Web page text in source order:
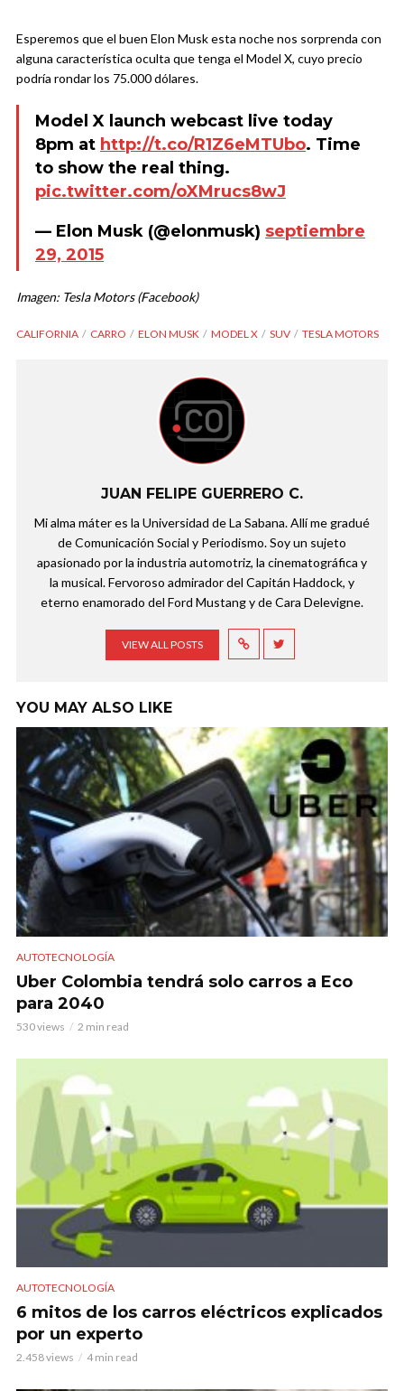
Esperemos que el buen Elon Musk esta noche nos sorprenda con
alguna característica oculta que tenga el Model X, cuyo precio
podría rondar los 75.000 dólares.
Model X launch webcast live today
8pm at http://t.co/R1Z6eMTUbo. Time
to show the real thing.
pic.twitter.com/oXMrucs8wJ
— Elon Musk (@elonmusk) septiembre
29, 2015
Imagen: Tesla Motors (Facebook)
CALIFORNIA CARRO ELON MUSK MODEL X SUV TESLA MOTORS
JUAN FELIPE GUERRERO C.
Mi alma máter es la Universidad de La Sabana. Allí me gradué
de Comunicación Social y Periodismo. Soy un sujeto
apasionado por la industria automotriz, la cinematográfica y
la musical. Fervoroso admirador del Capitán Haddock, y
eterno enamorado del Ford Mustang y de Cara Delevigne.
VIEW ALL POSTS
YOU MAY ALSO LIKE
AUTOTECNOLOGÍA
Uber Colombia tendrá solo carros a Eco
para 2040
530 views 2 min read
AUTOTECNOLOGÍA
6 mitos de los carros eléctricos explicados
por un experto
2.458 views 4 min read